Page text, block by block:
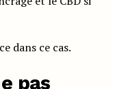
dans ce cas.
pas